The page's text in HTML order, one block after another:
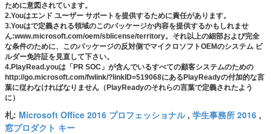
ために意図されています。
2.Youはエンド ユーザー サポートを提供するために責任があります。
3.Youはで定義される領域のこのパッケージか内容を提供するかもしれませ
ん:www.microsoft.com/oem/sblicense/territory。それ以上の細部および完全
な条件のために、このパッケージの反対側でマイクロソフトOEMのシステム ビ
ルダー免許証を見直して下さい。
4.PlayRead.youは「PR SOC」が含んでいるすべての顧客システムのための
http://go.microsoft.com/fwlink/?linkID=519068にあるPlayReadyの付加的な言
葉に従わなければなりません（PlayReadyのそれらの言葉で定義されたよう
に）
札: Microsoft Office 2016 プロフェッショナル, 学生事務所 2016 ,
窓プロダクト キー